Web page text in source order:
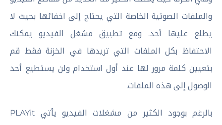
والملفات الصوتية الخاصة التي يحتاج إلى اخفائها بحيث لا
يطلع عليها أحد. ومع تطبيق مشغل الفيديو يمكنك
الاحتفاظ بكل الملفات التي تريدها في الخزنة فقط قم
بتعيين كلمة مرور لها عند أول استخدام ولن يستطيع أحد
الوصول إلى هذه الملفات.
بالرغم بوجود الكثير من مشغلات الفيديو يأتي PLAYit